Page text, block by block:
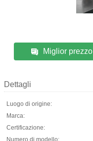
Miglior prezzo
Dettagli
Luogo di origine:
Marca:
Certificazione:
Numero di modello: